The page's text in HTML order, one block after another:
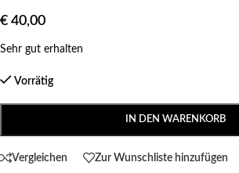
€ 40,00
Sehr gut erhalten
Vorrätig
IN DEN WARENKORB
Vergleichen Zur Wunschliste hinzufügen